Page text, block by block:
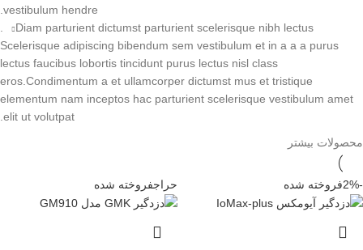
vestibulum hendre.
Diam parturient dictumst parturient scelerisque nibh lectus.
Scelerisque adipiscing bibendum sem vestibulum et in a a a purus
lectus faucibus lobortis tincidunt purus lectus nisl class
eros.Condimentum a et ullamcorper dictumst mus et tristique
elementum nam inceptos hac parturient scelerisque vestibulum amet
elit ut volutpat.
محصولات بیشتر
-2% فروخته شده حراجفروخته شده